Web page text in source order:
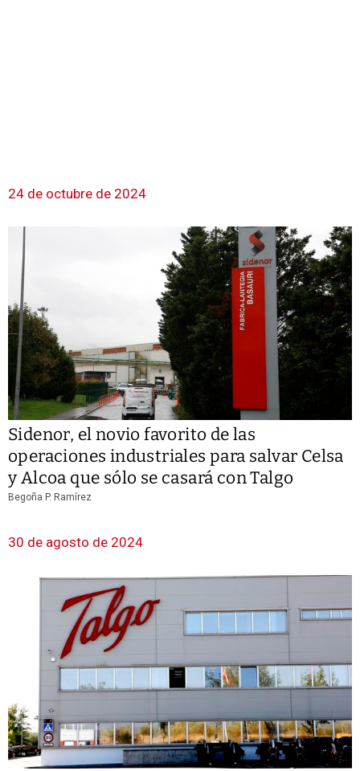
24 de octubre de 2024
Sidenor, el novio favorito de las
operaciones industriales para salvar Celsa
y Alcoa que sólo se casará con Talgo
Begoña P. Ramírez
30 de agosto de 2024